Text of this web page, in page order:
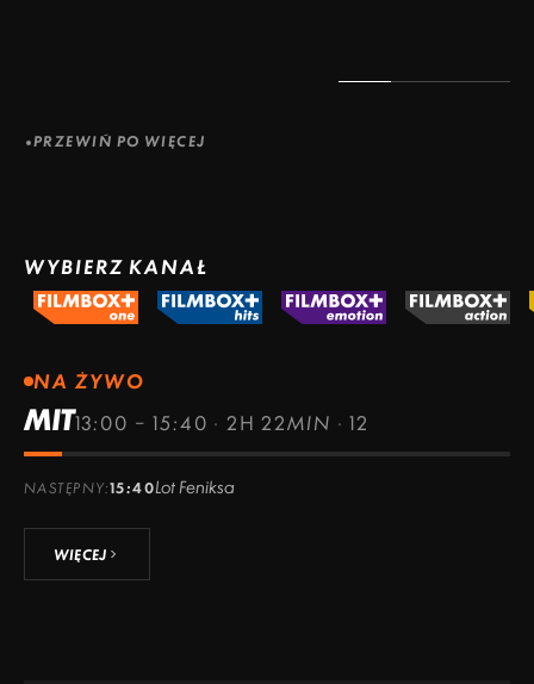
PRZEWIŃ PO WIĘCEJ
WYBIERZ KANAŁ
NA ŻYWO
MIT13:00 – 15:40 ·2H 22MIN ·12
NASTĘPNY:15:40Lot Feniksa
WIĘCEJ